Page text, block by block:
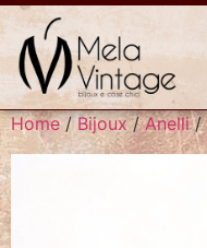
Home/Bijoux/Anelli/